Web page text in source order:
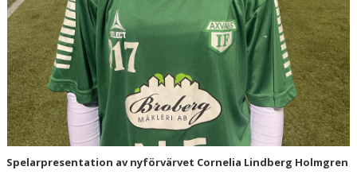
Spelarpresentation av nyförvärvet Cornelia Lindberg Holmgren